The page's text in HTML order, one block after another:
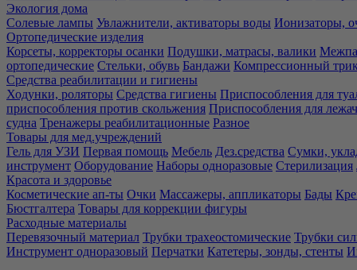
Экология дома
Солевые лампы Увлажнители, активаторы воды Ионизаторы,
Ортопедические изделия
Корсеты, корректоры осанки Подушки, матрасы, валики
ортопедические Стельки, обувь Бандажи Компрессионный
Средства реабилитации и гигиены
Ходунки, роляторы Средства гигиены Приспособления для
приспособления против скольжения Приспособления для
судна Тренажеры реабилитационные Разное
Товары для мед.учреждений
Гель для УЗИ Первая помощь Мебель Дез.средства Сумки,
инструмент Оборудование Наборы одноразовые Стерилизация
Красота и здоровье
Косметические ап-ты Очки Массажеры, аппликаторы Бады
Бюстгалтера Товары для коррекции фигуры
Расходные материалы
Перевязочный материал Трубки трахеостомические Трубки
Инструмент одноразовый Перчатки Катетеры, зонды, стенты